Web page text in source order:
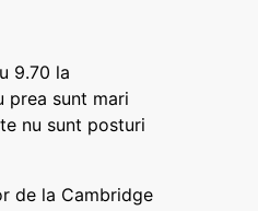
9.70 la
prea sunt mari
nu sunt posturi
de la Cambridge